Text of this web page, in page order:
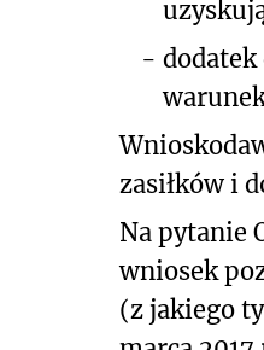
- dodatek
zasiłków i
Na pytanie
wniosek
(z jakiego